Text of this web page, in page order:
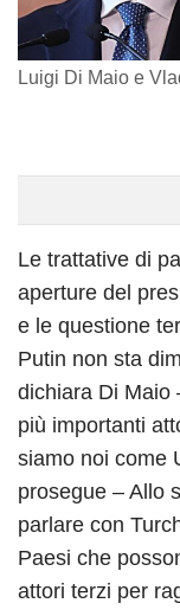
Luigi Di Maio e
Le trattative di
aperture del
e le questione
Putin non sta
dichiara Di Maio
più importanti
siamo noi come
prosegue – Allo
parlare con
Paesi che
attori terzi per